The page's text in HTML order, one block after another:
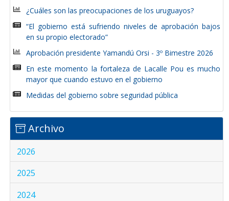
¿Cuáles son las preocupaciones de los uruguayos?
“El gobierno está sufriendo niveles de aprobación bajos
en su propio electorado”
Aprobación presidente Yamandú Orsi - 3º Bimestre 2026
En este momento la fortaleza de Lacalle Pou es mucho
mayor que cuando estuvo en el gobierno
Medidas del gobierno sobre seguridad pública
Archivo
2026
2025
2024